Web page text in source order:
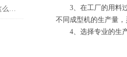
集中供料系统这些故障可以这么处理
3、在工厂的用料过
不同成型机的生产量
4、选择专业的生产